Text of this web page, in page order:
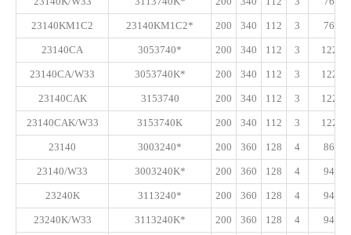
23140KM1C2 23140KM1C2* 200 340 112 3 760
23140CA 3053740* 200 340 112 3 1220
23140CA/W33 3053740K* 200 340 112 3 1220
23140CAK 3153740 200 340 112 3 1220
23140CAK/W33 3153740K 200 340 112 3 1220
23140 3003240* 200 360 128 4 860
23140/W33 3003240K* 200 360 128 4 945
23240K 3113240* 200 360 128 4 945
23240K/W33 3113240K* 200 360 128 4 945